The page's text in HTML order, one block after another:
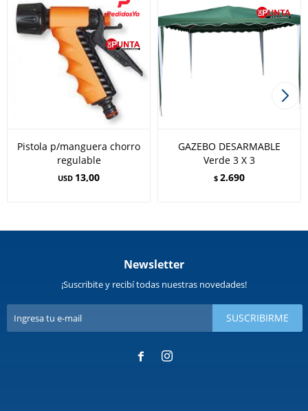
Pistola p/manguera chorro
regulable
USD 13,00
GAZEBO DESARMABLE
Verde 3 X 3
$ 2.690
Newsletter
¡Suscribite y recibí todas nuestras novedades!
SUSCRIBIRME
 